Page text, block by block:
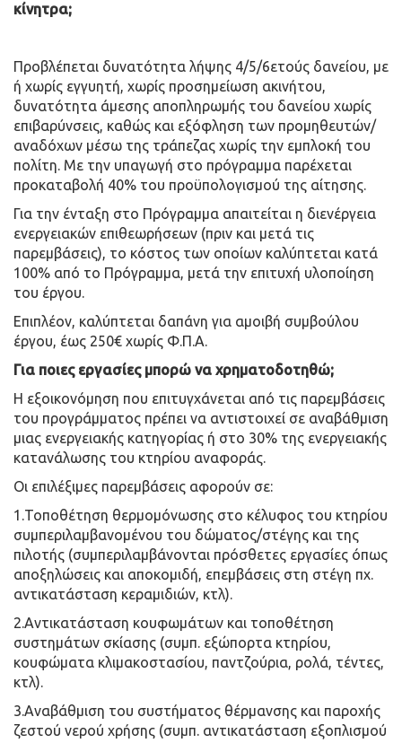
κίνητρα;
Προβλέπεται δυνατότητα λήψης 4/5/6ετούς δανείου, με
ή χωρίς εγγυητή, χωρίς προσημείωση ακινήτου,
δυνατότητα άμεσης αποπληρωμής του δανείου χωρίς
επιβαρύνσεις, καθώς και εξόφληση των προμηθευτών/
αναδόχων μέσω της τράπεζας χωρίς την εμπλοκή του
πολίτη. Με την υπαγωγή στο πρόγραμμα παρέχεται
προκαταβολή 40% του προϋπολογισμού της αίτησης.
Για την ένταξη στο Πρόγραμμα απαιτείται η διενέργεια
ενεργειακών επιθεωρήσεων (πριν και μετά τις
παρεμβάσεις), το κόστος των οποίων καλύπτεται κατά
100% από το Πρόγραμμα, μετά την επιτυχή υλοποίηση
του έργου.
Επιπλέον, καλύπτεται δαπάνη για αμοιβή συμβούλου
έργου, έως 250€ χωρίς Φ.Π.Α.
Για ποιες εργασίες μπορώ να χρηματοδοτηθώ;
Η εξοικονόμηση που επιτυγχάνεται από τις παρεμβάσεις
του προγράμματος πρέπει να αντιστοιχεί σε αναβάθμιση
μιας ενεργειακής κατηγορίας ή στο 30% της ενεργειακής
κατανάλωσης του κτηρίου αναφοράς.
Οι επιλέξιμες παρεμβάσεις αφορούν σε:
1.Τοποθέτηση θερμομόνωσης στο κέλυφος του κτηρίου
συμπεριλαμβανομένου του δώματος/στέγης και της
πιλοτής (συμπεριλαμβάνονται πρόσθετες εργασίες όπως
αποξηλώσεις και αποκομιδή, επεμβάσεις στη στέγη πχ.
αντικατάσταση κεραμιδιών, κτλ).
2.Αντικατάσταση κουφωμάτων και τοποθέτηση
συστημάτων σκίασης (συμπ. εξώπορτα κτηρίου,
κουφώματα κλιμακοστασίου, παντζούρια, ρολά, τέντες,
κτλ).
3.Αναβάθμιση του συστήματος θέρμανσης και παροχής
ζεστού νερού χρήσης (συμπ. αντικατάσταση εξοπλισμού